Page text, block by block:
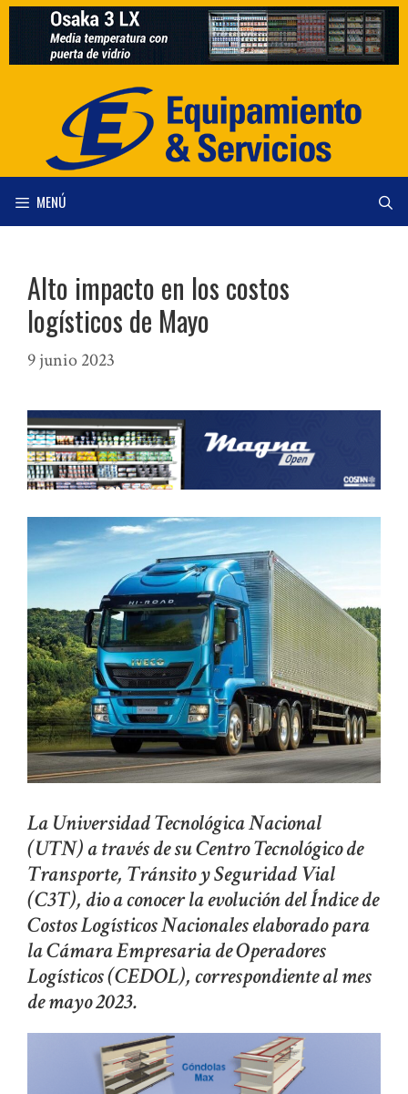
Saltar
contenido
MENÚ
Alto impacto en los costos
logísticos de Mayo
9 junio 2023
La Universidad Tecnológica Nacional
(UTN) a través de su Centro Tecnológico de
Transporte, Tránsito y Seguridad Vial
(C3T), dio a conocer la evolución del Índice de
Costos Logísticos Nacionales elaborado para
la Cámara Empresaria de Operadores
Logísticos (CEDOL), correspondiente al mes
de mayo 2023.